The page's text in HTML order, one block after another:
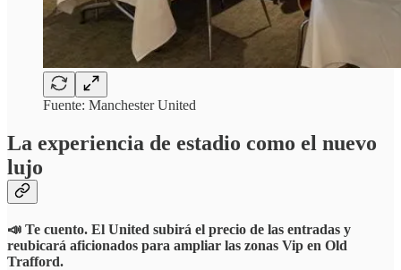
Fuente: Manchester United
La experiencia de estadio como el nuevo
lujo
📣 Te cuento. El United subirá el precio de las entradas y
reubicará aficionados para ampliar las zonas Vip en Old
Trafford.